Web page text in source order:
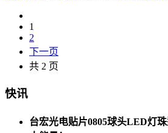
1
2
下一页
共 2 页
快讯
台宏光电贴片0805球头LED灯